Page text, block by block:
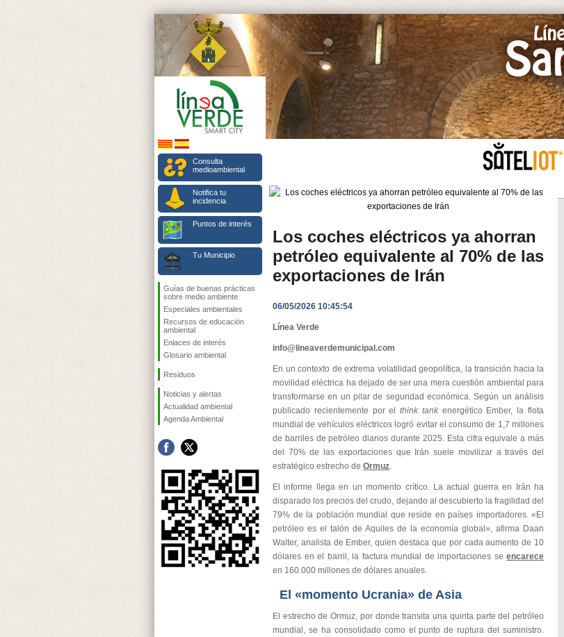
Consulta
medioambiental
Notifica tu
incidencia
Puntos de interés
Tu Municipio
Guías de buenas prácticas
sobre medio ambiente
Especiales ambientales
Recursos de educación
ambiental
Enlaces de interés
Glosario ambiental
Residuos
Noticias y alertas
Actualidad ambiental
Agenda Ambiental
Los coches eléctricos ya ahorran
petróleo equivalente al 70% de las
exportaciones de Irán
06/05/2026 10:45:54
Línea Verde
info@lineaverdemunicipal.com
En un contexto de extrema volatilidad geopolítica, la transición hacia la
movilidad eléctrica ha dejado de ser una mera cuestión ambiental para
transformarse en un pilar de seguridad económica. Según un análisis
publicado recientemente por elthink tankenergético Ember, la flota
mundial de vehículos eléctricos logró evitar el consumo de 1,7 millones
de barriles de petróleo diarios durante 2025. Esta cifra equivale a más
del 70% de las exportaciones que Irán suele movilizar a través del
estratégico estrecho de Ormuz.
El informe llega en un momento crítico. La actual guerra en Irán ha
disparado los precios del crudo, dejando al descubierto la fragilidad del
79% de la población mundial que reside en países importadores. «El
petróleo es el talón de Aquiles de la economía global», afirma Daan
Walter, analista de Ember, quien destaca que por cada aumento de 10
dólares en el barril, la factura mundial de importaciones se encarece
en 160.000 millones de dólares anuales.
El «momento Ucrania» de Asia
El estrecho de Ormuz, por donde transita una quinta parte del petróleo
mundial, se ha consolidado como el punto de ruptura del suministro.